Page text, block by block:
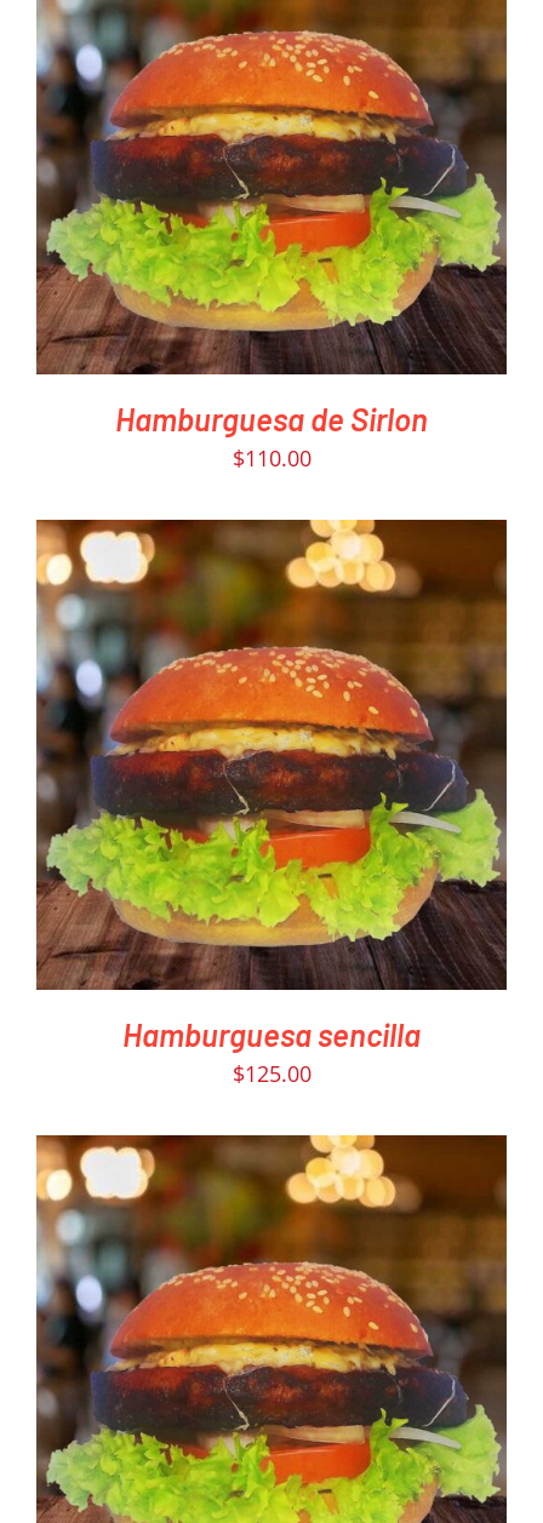
PEDIR AHORA
/
DETAILS
Hamburguesa de Sirlon
$110.00
PEDIR AHORA
/
DETAILS
Hamburguesa sencilla
$125.00
PEDIR AHORA
/
DETAILS